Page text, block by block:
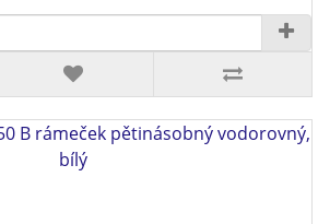
B rámeček pětinásobný vodorovný,
bílý